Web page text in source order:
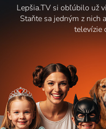
Lepšia.TV si obľúbilo už
Staňte sa jedným z nich
televízie